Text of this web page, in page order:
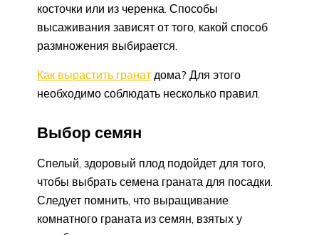
косточки или из черенка. Способы
высаживания зависят от того, какой способ
размножения выбирается.
Как вырастить гранат дома? Для этого
необходимо соблюдать несколько правил.
Выбор семян
Спелый, здоровый плод подойдет для того,
чтобы выбрать семена граната для посадки.
Следует помнить, что выращивание
комнатного граната из семян, взятых у